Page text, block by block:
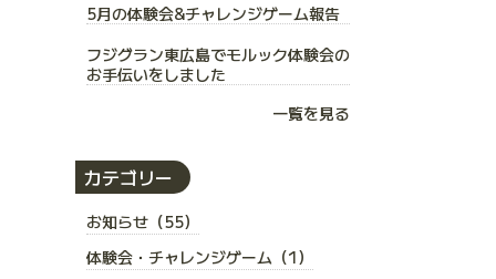
5月の体験会&チャレンジゲーム報告
フジグラン東広島でモルック体験会の
お手伝いをしました
一覧を見る
カテゴリー
お知らせ（55）
体験会・チャレンジゲーム（1）